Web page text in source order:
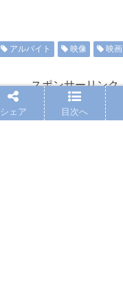
アルバイト 映像 映画
スポンサーリンク
シェア 目次へ